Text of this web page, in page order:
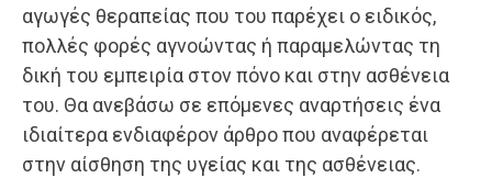
αγωγές θεραπείας που του παρέχει ο ειδικός,
πολλές φορές αγνοώντας ή παραμελώντας τη
δική του εμπειρία στον πόνο και στην ασθένεια
του. Θα ανεβάσω σε επόμενες αναρτήσεις ένα
ιδιαίτερα ενδιαφέρον άρθρο που αναφέρεται
στην αίσθηση της υγείας και της ασθένειας.